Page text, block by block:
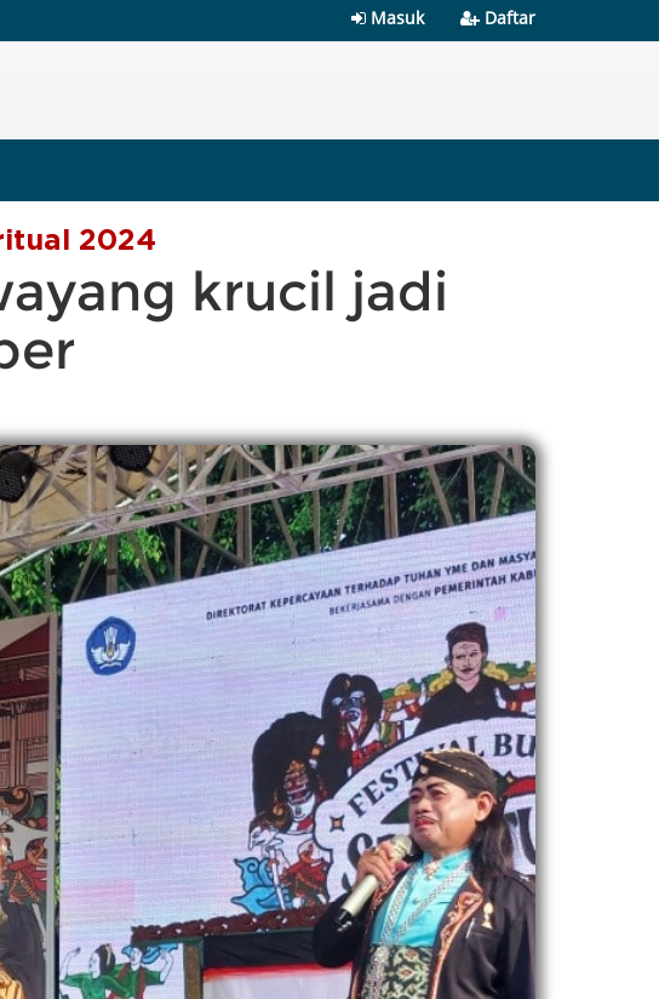
Masuk Daftar
2024
krucil jadi